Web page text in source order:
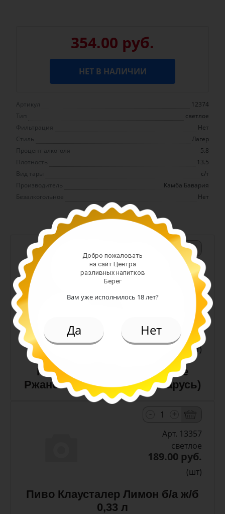
354.00 руб.
НЕТ В НАЛИЧИИ
Артикул
12374
Тип
светлое
Фильтрация
Нет
Стиль
Лагер
Процент алкоголя
5.8
Плотность
13.5
Вид тары
с/т
Производитель
Камба Бавария
Безалкогольное
Нет
+
Арт. 10990
темное
Алк: 5%
Плотность: 11.6%
186.00 руб.
(шт)
Пиво Лидское Жигулевское
Ржаное 5,0% с/т 0,5 л (Беларусь)
Арт. 13357
светлое
189.00 руб.
(шт)
Пиво Клаусталер Лимон б/а ж/б
0,33 л
Добро пожаловать
на сайт Центра
разливных напитков
Берег
Вам уже исполнилось 18 лет?
Да Нет